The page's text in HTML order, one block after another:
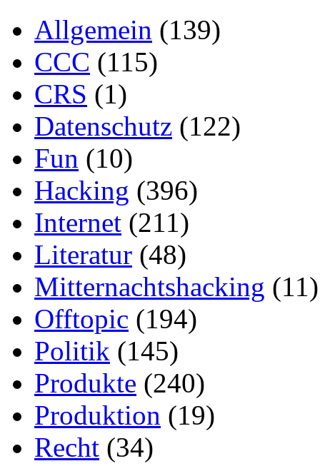
Allgemein (139)
CCC (115)
CRS (1)
Datenschutz (122)
Fun (10)
Hacking (396)
Internet (211)
Literatur (48)
Mitternachtshacking (11)
Offtopic (194)
Politik (145)
Produkte (240)
Produktion (19)
Recht (34)